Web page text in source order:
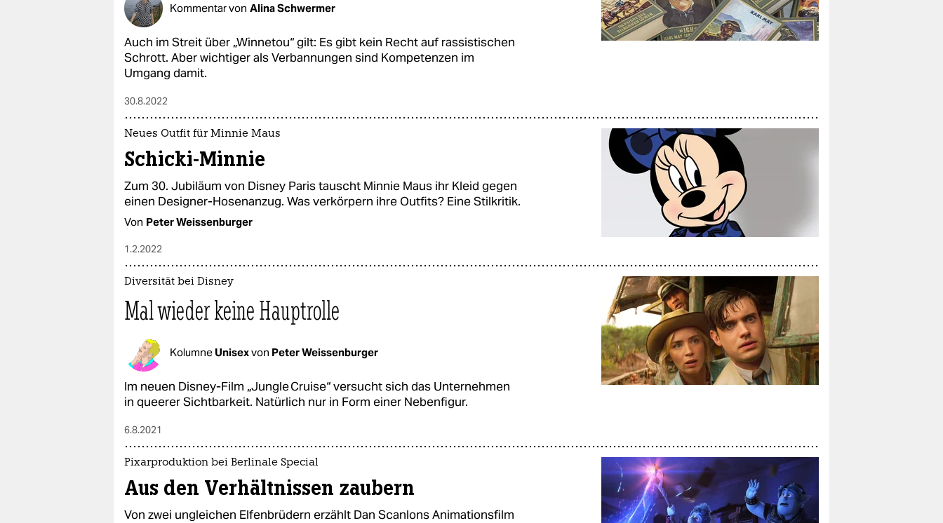
Kommentar von Alina Schwermer
Auch im Streit über „Winnetou“ gilt: Es gibt kein Recht auf rassistischen
Schrott. Aber wichtiger als Verbannungen sind Kompetenzen im
Umgang damit.
30.8.2022
Neues Outfit für Minnie Maus
Schicki-Minnie
Zum 30. Jubiläum von Disney Paris tauscht Minnie Maus ihr Kleid gegen
einen Designer-Hosenanzug. Was verkörpern ihre Outfits? Eine Stilkritik.
Von Peter Weissenburger
1.2.2022
Diversität bei Disney
Mal wieder keine Hauptrolle
Kolumne Unisexvon Peter Weissenburger
Im neuen Disney-Film „­Jungle Cruise“ versucht sich das Unternehmen
in queerer Sichtbarkeit. Natürlich nur in Form einer Nebenfigur.
6.8.2021
Pixarproduktion bei Berlinale Special
Aus den Verhältnissen zaubern
Von zwei ungleichen Elfenbrüdern erzählt Dan Scanlons Animationsfilm